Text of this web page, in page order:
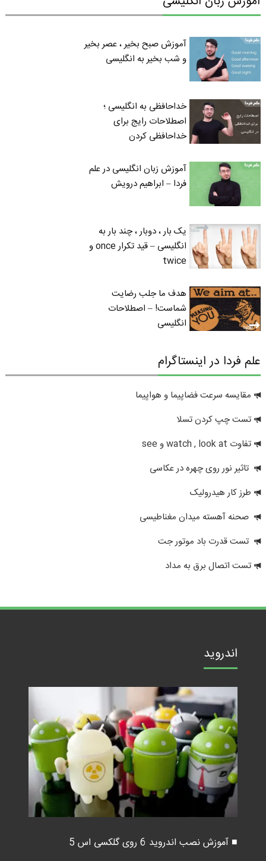
آموزش صبح بخیر ، عصر بخیر
و شب بخیر به انگلیسی
خداحافظی به انگلیسی ؛
اصطلاحات رایج برای
خداحافظی کردن
آموزش زبان انگلیسی در علم
فردا – ابراهیم درویش
یک بار ، دوبار ، چند بار به
انگلیسی – قید تکرار once و
twice
هدف ما جلب رضایت
شماست! – اصطلاحات
انگلیسی
علم فردا در اینستاگرام
مقایسه سرعت فضاپیما و هواپیما
تست چپ کردن تسلا
تفاوت watch , look at و see
تاثیر نور روی چهره در عکاسی
طرز کار هیدرولیک
صحنه آهسته میدان مغناطیسی
تست قدرت باد موتور جت
تست اتصال برق به مداد
اندروید
■ آموزش نصب اندروید 6 روی گلکسی اس 5